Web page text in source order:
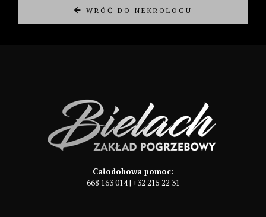
WRÓĆ DO NEKROLOGU
Całodobowa pomoc:
668 163 014| +32 215 22 31